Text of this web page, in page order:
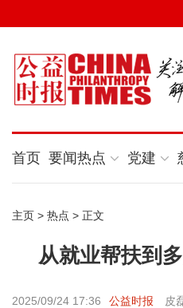
首页 要闻热点 党建
主页 > 热点 > 正文
从就业帮扶到
2025/09/24 17:36 公益时报 皮